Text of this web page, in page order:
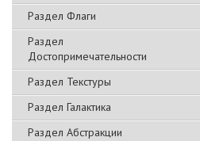
Раздел Флаги
Раздел
Достопримечательности
Раздел Текстуры
Раздел Галактика
Раздел Абстракции